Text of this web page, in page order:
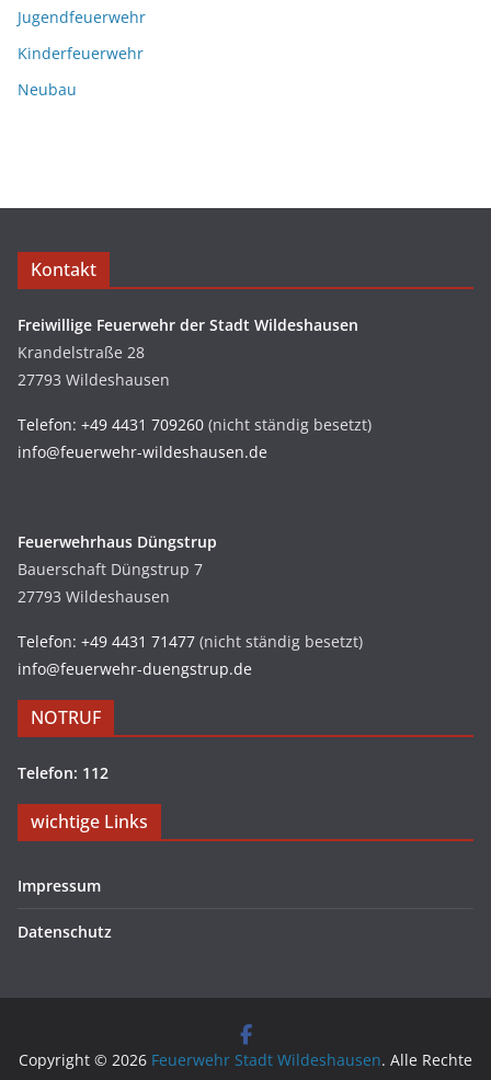
Jugendfeuerwehr
Kinderfeuerwehr
Neubau
Kontakt
Freiwillige Feuerwehr der Stadt Wildeshausen
Krandelstraße 28
27793 Wildeshausen
Telefon: +49 4431 709260 (nicht ständig besetzt)
info@feuerwehr-wildeshausen.de
Feuerwehrhaus Düngstrup
Bauerschaft Düngstrup 7
27793 Wildeshausen
Telefon: +49 4431 71477 (nicht ständig besetzt)
info@feuerwehr-duengstrup.de
NOTRUF
Telefon: 112
wichtige Links
Impressum
Datenschutz
Copyright © 2026 Feuerwehr Stadt Wildeshausen. Alle Rechte